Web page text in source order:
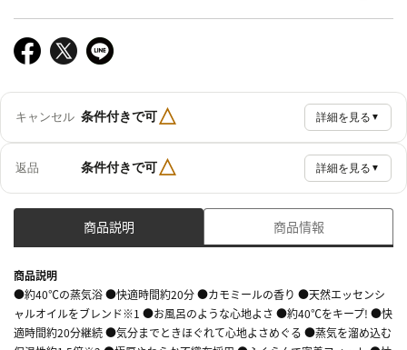
キャンセル 条件付きで可△ 詳細を見る ▼
返品 条件付きで可△ 詳細を見る ▼
商品説明 商品情報
商品説明
●約40℃の蒸気浴 ●快適時間約20分 ●カモミールの香り ●天然エッセンシ
ャルオイルをブレンド※1 ●お風呂のような心地よさ ●約40℃をキープ! ●快
適時間約20分継続 ●気分までときほぐれて心地よさめぐる ●蒸気を溜め込む